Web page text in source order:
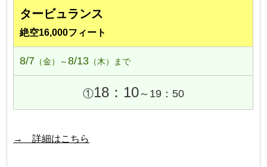
タービュランス
絶空16,000フィート
8/7 （金）～8/13 （木）まで
①18：10～19：50
→ 詳細はこちら